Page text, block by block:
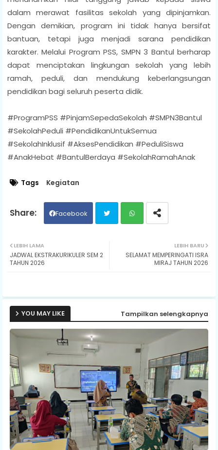
dalam merawat fasilitas sekolah yang dipinjamkan.
Dengan demikian, program ini tidak hanya bersifat
bantuan, tetapi juga menjadi sarana pendidikan
karakter. Melalui Program PSS, SMPN 3 Bantul berharap
dapat menciptakan lingkungan sekolah yang lebih
ramah, peduli, dan mendukung keberlangsungan
pendidikan bagi seluruh peserta didik.
#ProgramPSS #PinjamSepedaSekolah #SMPN3Bantul
#SekolahPeduli #PendidikanUntukSemua
#SekolahInklusif #AksesPendidikan #PeduliSiswa
#AnakHebat #BantulBerdaya #SekolahRamahAnak
Tags Kegiatan
Facebook
ter ats
p
LEBIH BARU
SELAMAT MEMPERINGATI ISRA
MIRAJ TAHUN 2026
LEBIH LAMA
JADWAL EKSTRAKURIKULER SEM 2
TAHUN 2026
YOU MAY LIKE Tampilkan selengkapnya